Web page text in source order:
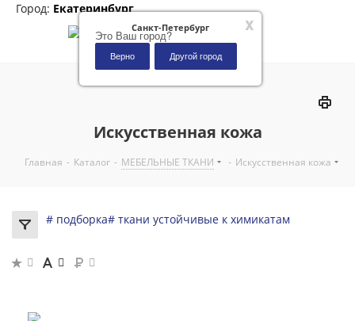
x
Санкт-Петербург
Это Ваш город?
Верно Другой город
Город: Екатеринбург
Искусственная кожа
Главная - Каталог - МЕБЕЛЬНЫЕ ТКАНИ - Искусственная кожа
# подборка# ткани устойчивые к химикатам